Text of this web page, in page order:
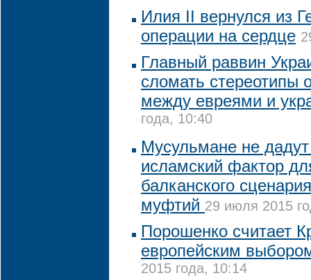
Илия II вернулся из
операции на сердце
Главный раввин
сломать стереотипы
между евреями и
года, 10:40
Мусульмане не дадут
исламский фактор
балканского
муфтий 29 июля 2015
Порошенко считает
европейским
2015 года, 10:14